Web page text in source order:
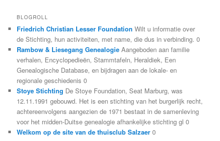
BLOGROLL
Friedrich Christian Lesser Foundation Wilt u informatie over
de Stichting, hun activiteiten, met name, die dus in verbinding. 0
Rambow & Liesegang Genealogie Aangeboden aan familie
verhalen, Encyclopedieën, Stammtafeln, Heraldiek, Een
Genealogische Database, en bijdragen aan de lokale- en
regionale geschiedenis 0
Stoye Stichting De Stoye Foundation, Seat Marburg, was
12.11.1991 gebouwd. Het is een stichting van het burgerlijk recht,
achtereenvolgens aangezien de 1971 bestaat in de samenleving
voor het midden-Duitse genealogie afhankelijke stichting gl 0
Welkom op de site van de thuisclub Salzaer 0